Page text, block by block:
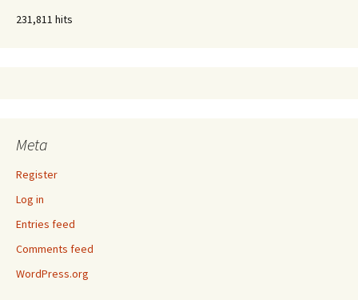
231,811 hits
Meta
Register
Log in
Entries feed
Comments feed
WordPress.org